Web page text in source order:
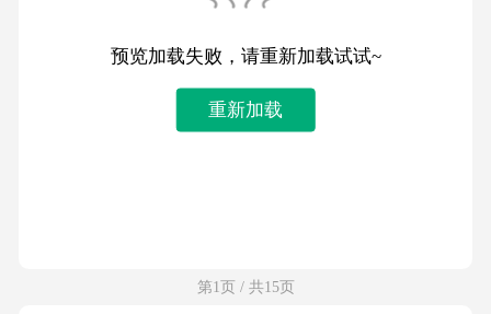
预览加载失败，请重新加载试试~
重新加载
第1页 / 共15页